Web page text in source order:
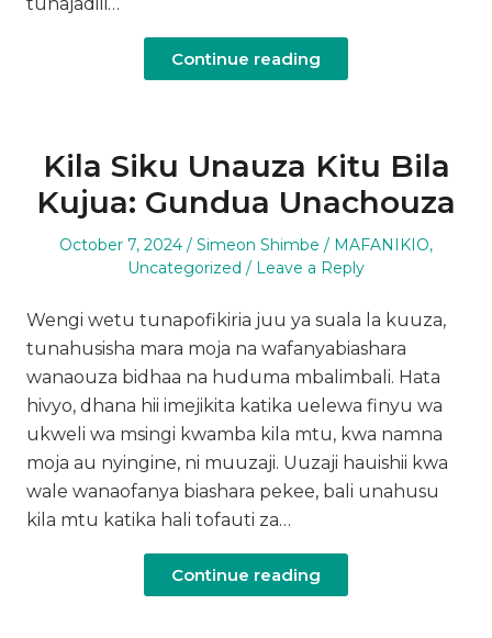
Continue reading
Kila Siku Unauza Kitu Bila
Kujua: Gundua Unachouza
Posted
October 7, 2024 Author
Simeon Shimbe
Posted
in
MAFANIKIO,
Uncategorized
Leave a Reply
Wengi wetu tunapofikiria juu ya suala la kuuza,
tunahusisha mara moja na wafanyabiashara
wanaouza bidhaa na huduma mbalimbali. Hata
hivyo, dhana hii imejikita katika uelewa finyu wa
ukweli wa msingi kwamba kila mtu, kwa namna
moja au nyingine, ni muuzaji. Uuzaji hauishii kwa
wale wanaofanya biashara pekee, bali unahusu
kila mtu katika hali tofauti za…
Continue reading